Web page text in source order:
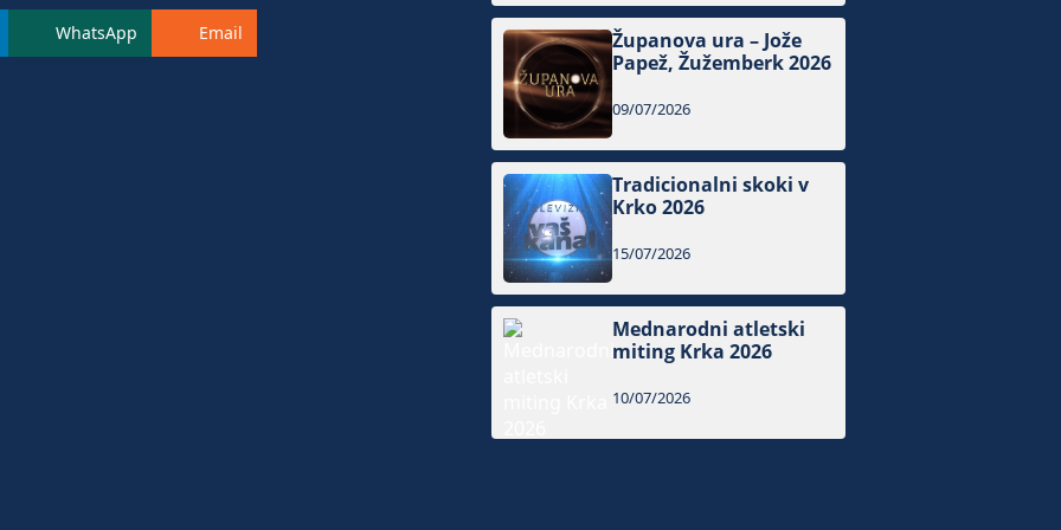
WhatsApp Email
Županova ura – Jože
Papež, Žužemberk 2026
09/07/2026
Tradicionalni skoki v
Krko 2026
15/07/2026
Mednarodni atletski
miting Krka 2026
10/07/2026